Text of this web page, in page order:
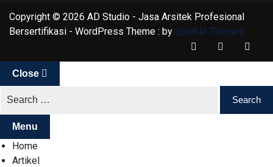
Copyright © 2026 AD Studio - Jasa Arsitek Profesional
Bersertifikasi - WordPress Theme : by Sparkle Themes
Close
Menu
Home
Artikel